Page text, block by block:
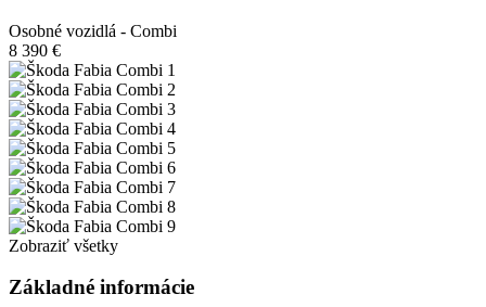
Osobné vozidlá - Combi
8 390 €
Zobraziť všetky
Základné informácie